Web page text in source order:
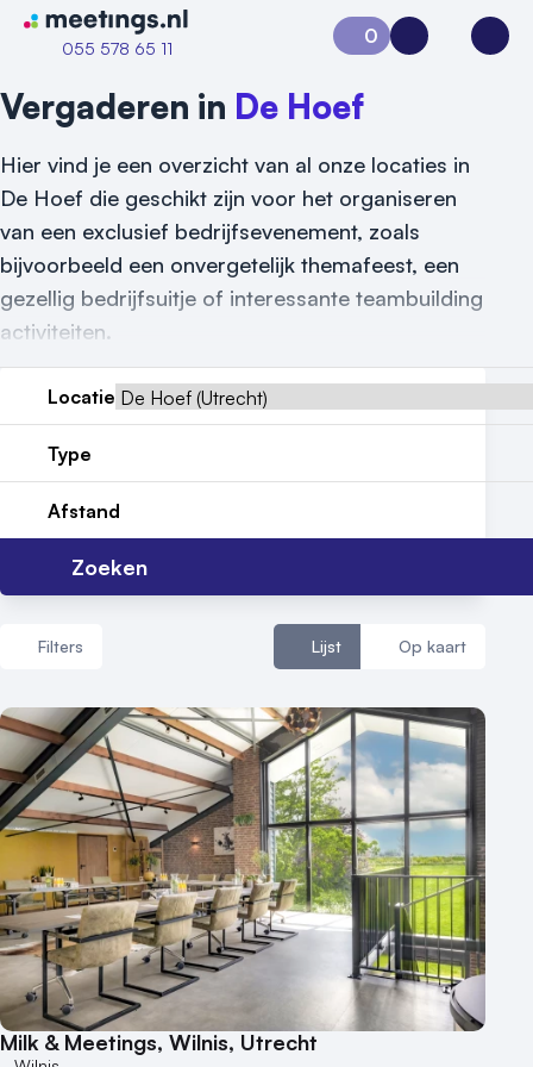
Naar home van Meetings
055 578 65 11
Vraag locatie aan
Meld locatie aan
Nieuws
0
Aanvraag 0Inloggen
Vergaderen in De Hoef
Hier vind je een overzicht van al onze locaties in
De Hoef die geschikt zijn voor het organiseren
van een exclusief bedrijfsevenement, zoals
bijvoorbeeld een onvergetelijk themafeest, een
gezellig bedrijfsuitje of interessante teambuilding
activiteiten.
Locatie
Type
Afstand
Zoeken
Filters Lijst Op kaart
Aantal zalen
1 - 5 zalen
6 - 10 zalen
10 of meer zalen
Aantal personen
1 - 50 personen
50 - 100 personen
100 - 250 personen
250 - 500 personen
Milk & Meetings, Wilnis, Utrecht